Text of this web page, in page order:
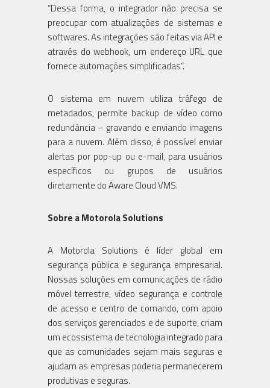
“Dessa forma, o integrador não precisa se
preocupar com atualizações de sistemas e
softwares. As integrações são feitas via API e
através do webhook, um endereço URL que
fornece automações simplificadas”.
O sistema em nuvem utiliza tráfego de
metadados, permite backup de vídeo como
redundância – gravando e enviando imagens
para a nuvem. Além disso, é possível enviar
alertas por pop-up ou e-mail, para usuários
específicos ou grupos de usuários
diretamente do Aware Cloud VMS.
Sobre a Motorola Solutions
A Motorola Solutions é líder global em
segurança pública e segurança empresarial.
Nossas soluções em comunicações de rádio
móvel terrestre, vídeo segurança e controle
de acesso e centro de comando, com apoio
dos serviços gerenciados e de suporte, criam
um ecossistema de tecnologia integrado para
que as comunidades sejam mais seguras e
ajudam as empresas poderia permanecerem
produtivas e seguras.